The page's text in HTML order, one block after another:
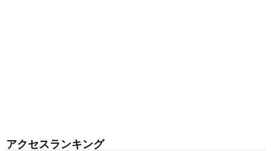
アクセスランキング